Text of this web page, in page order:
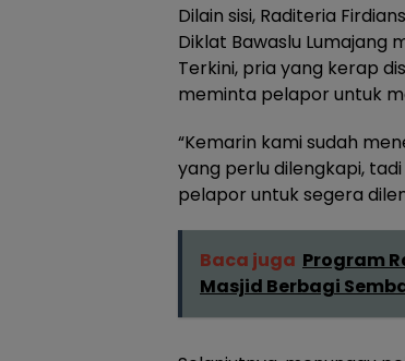
Dilain sisi, Raditeria
Diklat Bawaslu Lumajang
Terkini, pria yang kerap
meminta pelapor untuk
“Kemarin kami sudah
yang perlu dilengkapi,
pelapor untuk segera
Baca juga Program
Masjid Berbagi